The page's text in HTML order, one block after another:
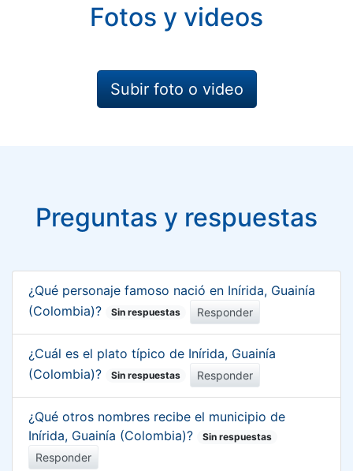
Fotos y videos
Subir foto o video
Preguntas y respuestas
¿Qué personaje famoso nació en Inírida, Guainía
(Colombia)?
Sin respuestas Responder
¿Cuál es el plato típico de Inírida, Guainía
(Colombia)?
Sin respuestas Responder
¿Qué otros nombres recibe el municipio de
Inírida, Guainía (Colombia)?
Sin respuestas
Responder